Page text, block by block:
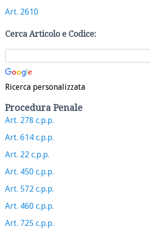
Art. 2610
Cerca Articolo e Codice:
Ricerca personalizzata
Procedura Penale
Art. 278 c.p.p.
Art. 614 c.p.p.
Art. 22 c.p.p.
Art. 450 c.p.p.
Art. 572 c.p.p.
Art. 460 c.p.p.
Art. 725 c.p.p.